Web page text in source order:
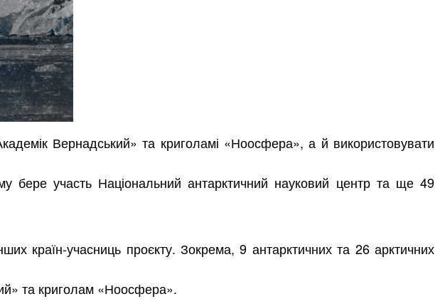
Вернадський» та криголамі «Ноосфера», а й використовувати
бере участь Національний антарктичний науковий центр та ще 49
країн-учасниць проєкту. Зокрема, 9 антарктичних та 26 арктичних
та криголам «Ноосфера».